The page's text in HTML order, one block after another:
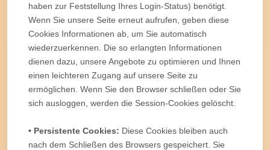
haben zur Feststellung Ihres Login-Status) benötigt.
Wenn Sie unsere Seite erneut aufrufen, geben diese
Cookies Informationen ab, um Sie automatisch
wiederzuerkennen. Die so erlangten Informationen
dienen dazu, unsere Angebote zu optimieren und Ihnen
einen leichteren Zugang auf unsere Seite zu
ermöglichen. Wenn Sie den Browser schließen oder Sie
sich ausloggen, werden die Session-Cookies gelöscht.
• Persistente Cookies: Diese Cookies bleiben auch
nach dem Schließen des Browsers gespeichert. Sie